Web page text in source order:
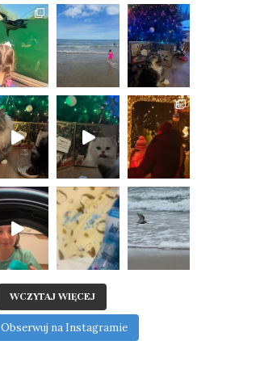
WCZYTAJ WIĘCEJ
Obserwuj na Instagramie